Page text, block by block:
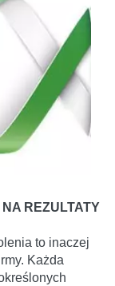
REZULTATY
to inaczej
Każda